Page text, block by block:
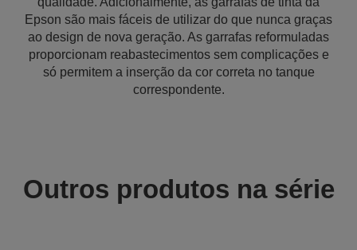
Epson são mais fáceis de utilizar do que nunca graças
ao design de nova geração. As garrafas reformuladas
proporcionam reabastecimentos sem complicações e
só permitem a inserção da cor correta no tanque
correspondente.
Outros produtos na série